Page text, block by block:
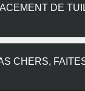
DE
CHERS,